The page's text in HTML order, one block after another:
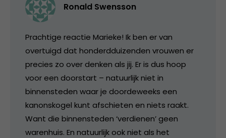
Ronald Swensson
Prachtige reactie Marieke! Ik ben er van
overtuigd dat honderdduizenden vrouwen er
precies zo over denken als jij. Er is dus hoop
voor een doorstart – natuurlijk niet in
binnensteden waar je doordeweeks een
kanonskogel kunt afschieten en niets raakt.
Want die binnensteden ‘verdienen’ geen
warenhuis. En natuurlijk ook niet als het